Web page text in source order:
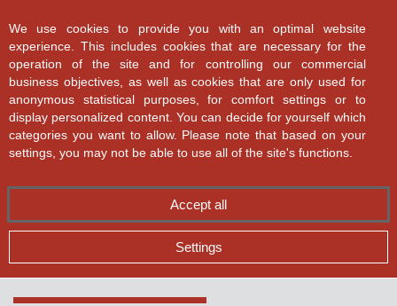
✕ Back
全てのニュース
SiPのためのスピードと精度
Integrated Smart
Factory：完全な接続
とデータ統合
We use cookies to provide you with an optimal website
experience. This includes cookies that are necessary for the
operation of the site and for controlling our commercial
business objectives, as well as cookies that are only used for
anonymous statistical purposes, for comfort settings or to
display personalized content. You can decide for yourself which
categories you want to allow. Please note that based on your
settings, you may not be able to use all of the site's functions.
Accept all
Settings